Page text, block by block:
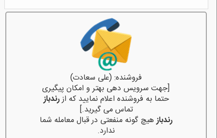
فروشنده: (علی سعادت)
[جهت سرویس دهی بهتر و امکان پیگیری
حتما به فروشنده اعلام نمایید که ازرندباز
تماس می گیرید.]
رندبازهیچ گونه منفعتی در قبال معامله شما
ندارد.